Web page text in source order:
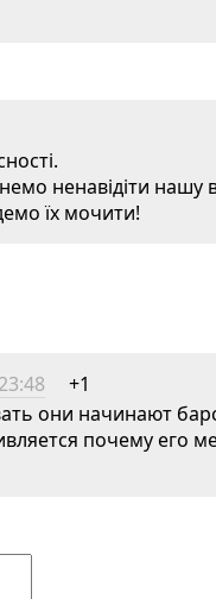
ненавідіти нашу
їх мочити!
+1
они начинают
почему его